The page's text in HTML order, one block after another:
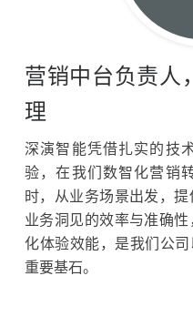
营销中台负责人
理
深演智能凭借扎实的技
验，在我们数智化营销
时，从业务场景出发，
业务洞见的效率与准确
化体验效能，是我们公
重要基石。